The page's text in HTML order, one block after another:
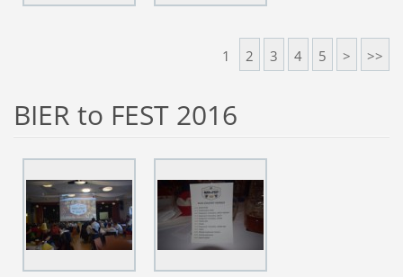
1 2 3 4 5 > >>
BIER to FEST 2016